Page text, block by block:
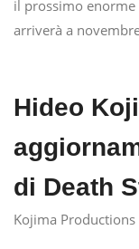
il prossimo
arriverà a
Hideo
di Death
Kojima